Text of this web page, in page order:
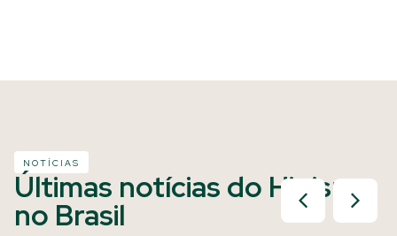
NOTÍCIAS
Últimas notícias do Hipismo
no Brasil